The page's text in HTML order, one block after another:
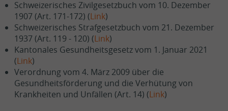
Schweizerisches Zivilgesetzbuch vom 10. Dezember
1907 (Art. 171-172) (Link)
Schweizerisches Strafgesetzbuch vom 21. Dezember
1937 (Art. 119 - 120) (Link)
Kantonales Gesundheitsgesetz vom 1. Januar 2021
(Link)
Verordnung vom 4. März 2009 über die
Gesundheitsförderung und die Verhütung von
Krankheiten und Unfällen (Art. 14) (Link)